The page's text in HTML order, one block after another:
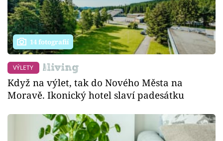
14 fotografií
VÝLETY
Když na výlet, tak do Nového Města na
Moravě. Ikonický hotel slaví padesátku